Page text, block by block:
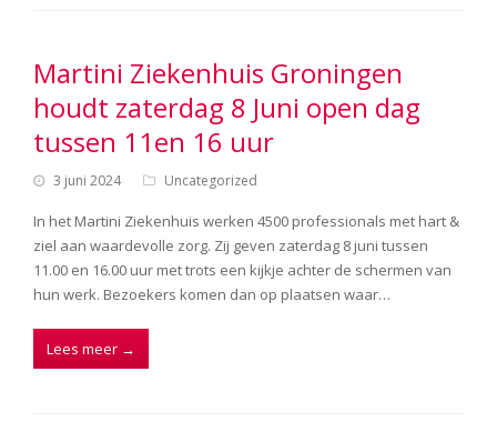
Martini Ziekenhuis Groningen
houdt zaterdag 8 Juni open dag
tussen 11en 16 uur
3 juni 2024 Uncategorized
In het Martini Ziekenhuis werken 4500 professionals met hart &
ziel aan waardevolle zorg. Zij geven zaterdag 8 juni tussen
11.00 en 16.00 uur met trots een kijkje achter de schermen van
hun werk. Bezoekers komen dan op plaatsen waar…
Lees meer →